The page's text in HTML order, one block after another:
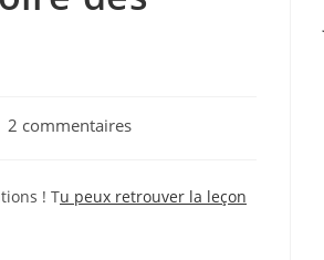
2 commentaires
! Tu peux retrouver la leçon